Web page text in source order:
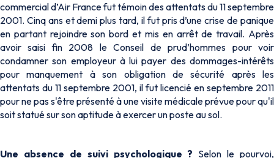
commercial d’Air France fut témoin des attentats du 11 septembre
2001. Cinq ans et demi plus tard, il fut pris d’une crise de panique
en partant rejoindre son bord et mis en arrêt de travail. Après
avoir saisi fin 2008 le Conseil de prud’hommes pour voir
condamner son employeur à lui payer des dommages-intérêts
pour manquement à son obligation de sécurité après les
attentats du 11 septembre 2001, il fut licencié en septembre 2011
pour ne pas s'être présenté à une visite médicale prévue pour qu'il
soit statué sur son aptitude à exercer un poste au sol.
Une absence de suivi psychologique ? Selon le pourvoi,